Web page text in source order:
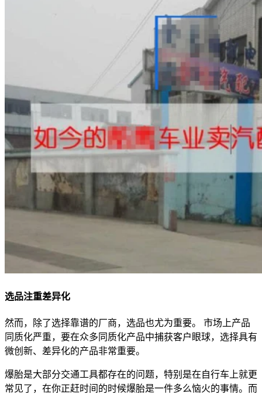
选品注重差异化
然而，除了选择靠谱的厂商，选品也尤为重要。 市场上产品
同质化严重，要在众多同质化产品中捕获客户眼球，选择具有
微创新、差异化的产品非常重要。
爆胎是大部分交通工具都存在的问题，特别是在自行车上就更
常见了，在你正赶时间的时候爆胎是一件多么恼火的事情。而